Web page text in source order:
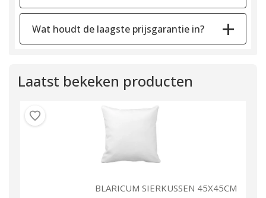
Wat houdt de laagste prijsgarantie in?
Laatst bekeken producten
BLARICUM SIERKUSSEN 45X45CM